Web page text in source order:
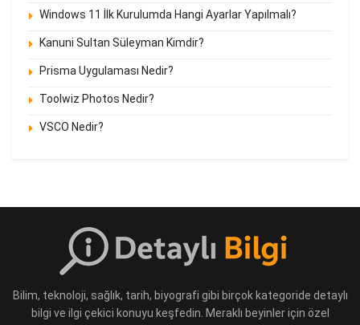
Windows 11 İlk Kurulumda Hangi Ayarlar Yapılmalı?
Kanuni Sultan Süleyman Kimdir?
Prisma Uygulaması Nedir?
Toolwiz Photos Nedir?
VSCO Nedir?
Bilim, teknoloji, sağlık, tarih, biyografi gibi birçok kategoride detaylı
bilgi ve ilgi çekici konuyu keşfedin. Meraklı beyinler için özel